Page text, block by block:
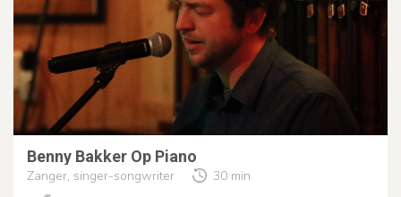
Benny Bakker Op Piano
Zanger, singer-songwriter 30 min